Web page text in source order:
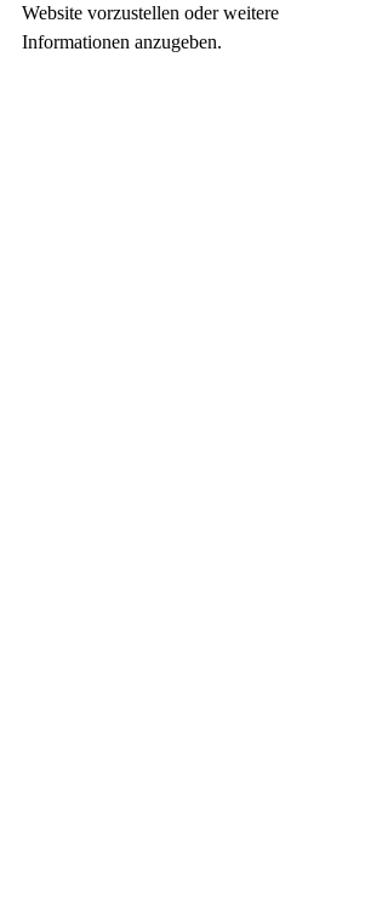
Website vorzustellen oder weitere
Informationen anzugeben.